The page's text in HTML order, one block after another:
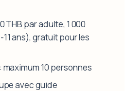
THB par adulte, 1 000
ans), gratuit pour les
: maximum 10 personnes
avec guide